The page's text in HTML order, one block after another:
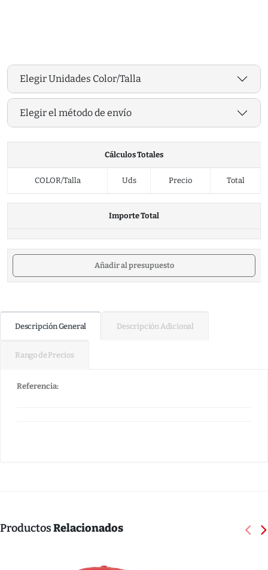
Elegir Unidades Color/Talla
Elegir el método de envío
Cálculos Totales
COLOR/Talla Uds Precio Total
Importe Total
Añadir al presupuesto
Descripción General Descripción Adicional
Rango de Precios
Referencia:
ProductosRelacionados